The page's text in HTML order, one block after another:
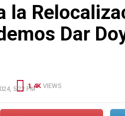
la
Dar
5:22 PM1.4K VIEWS